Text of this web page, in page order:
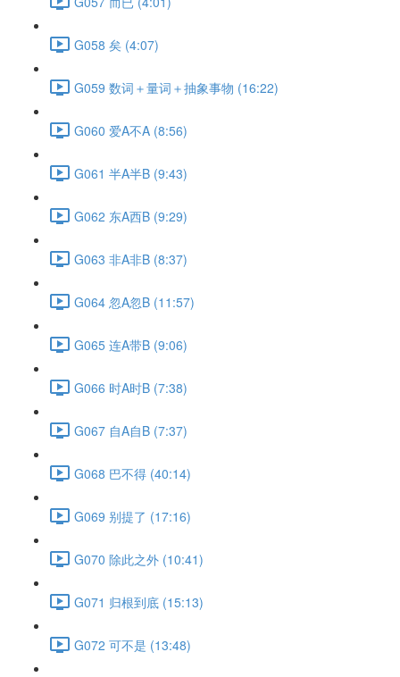
G058 矣 (4:07)
G059 数词＋量词＋抽象事物 (16:22)
G060 爱A不A (8:56)
G061 半A半B (9:43)
G062 东A西B (9:29)
G063 非A非B (8:37)
G064 忽A忽B (11:57)
G065 连A带B (9:06)
G066 时A时B (7:38)
G067 自A自B (7:37)
G068 巴不得 (40:14)
G069 别提了 (17:16)
G070 除此之外 (10:41)
G071 归根到底 (15:13)
G072 可不是 (13:48)